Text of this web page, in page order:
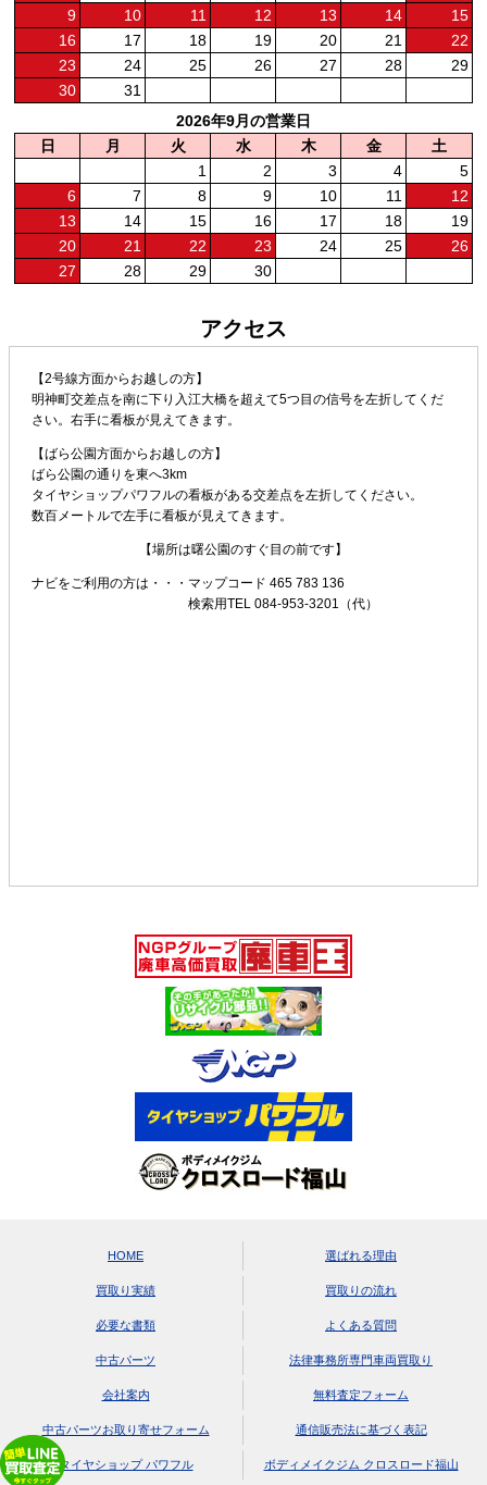
9
10 11 12 13 14
15
16
17 18 19 20 21
22
23
24 25 26 27 28
29
30
31
2026年9月の営業日
日
月 火 水 木 金
土
1
2 3 4
5
6
7 8 9 10 11
12
13
14 15 16 17 18
19
20
21 22 23 24 25
26
27
28 29 30
アクセス
【2号線方面からお越しの方】
明神町交差点を南に下り入江大橋を超えて5つ目の信号を左折してくだ
さい。右手に看板が見えてきます。
【ばら公園方面からお越しの方】
ばら公園の通りを東へ3km
タイヤショップパワフルの看板がある交差点を左折してください。
数百メートルで左手に看板が見えてきます。
【場所は曙公園のすぐ目の前です】
ナビをご利用の方は・・・ マップコード 465 783 136
検索用TEL 084-953-3201（代）
HOME 選ばれる理由
買取り実績 買取りの流れ
必要な書類 よくある質問
中古パーツ 法律事務所専門車両買取り
会社案内 無料査定フォーム
中古パーツお取り寄せフォーム 通信販売法に基づく表記
タイヤショップ パワフル ボディメイクジム クロスロード福山